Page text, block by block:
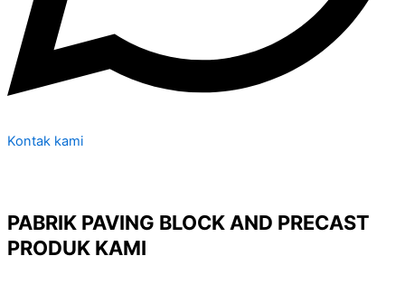
Kontak kami
PABRIK PAVING BLOCK AND PRECAST
PRODUK KAMI